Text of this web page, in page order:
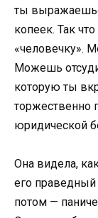
ты
копеек. Так
«человечку».
Можешь
которую ты
торжественно
юридической
Она видела,
его праведный
потом —